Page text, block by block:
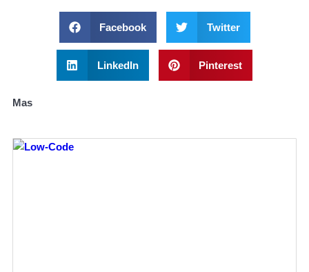
Facebook Twitter
LinkedIn Pinterest
Mas